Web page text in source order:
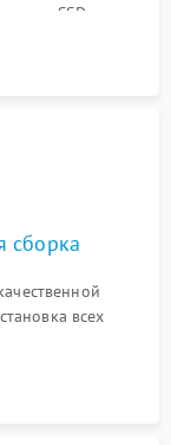
SSD для
системы.
сборка
всех
менеджмент для
внутри